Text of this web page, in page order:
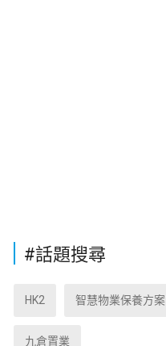
#話題搜尋
HK2 智慧物業保養方案
九倉置業